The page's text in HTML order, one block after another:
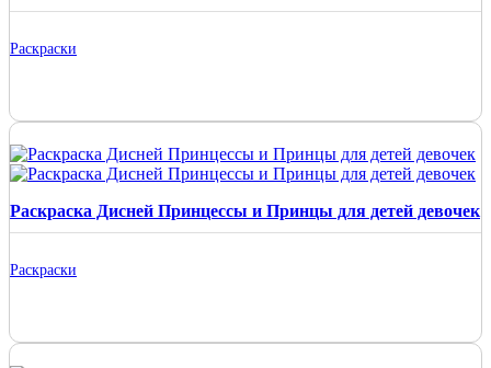
Раскраски
Раскраска Дисней Принцессы и Принцы для детей девочек
Раскраски